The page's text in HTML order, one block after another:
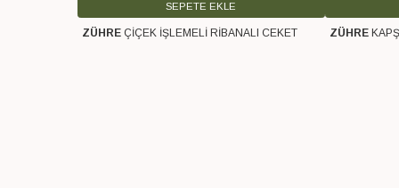
SEPETE EKLE
Ücretsiz Kargo
ZÜHRE ÇİÇEK İŞLEMELİ RİBANALI CEKET Ücretsiz
ZÜHRE